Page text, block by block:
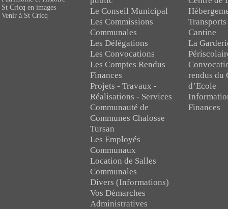
St Cricq en images
Venir à St Cricq
Le Conseil Municipal
Les Commissions
Communales
Les Délégations
Les Convocations
Les Comptes Rendus
Finances
Projets - Travaux -
Réalisations - Services
Communauté de
Communes Chalosse
Tursan
Les Employés
Communaux
Location de Salles
Communales
Divers (Informations)
Vos Démarches
Administratives
Cantine
La
rendus du
d’Ecole
Finances